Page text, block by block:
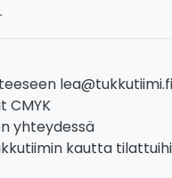
lea@tukkutiimi.fi
CMYK
yhteydessä
kautta